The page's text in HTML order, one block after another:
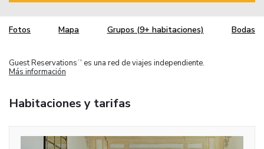
Fotos Mapa Grupos (9+ habitaciones) Bodas
Guest Reservations TM
es una red de viajes independiente.
Más información
Habitaciones y tarifas